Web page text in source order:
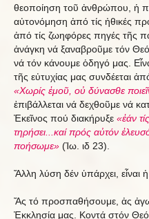
θεοποίηση τοῦ ἀνθρώπου, ἡ
αὐτονόμηση ἀπό τίς ἠθικές
ἀπό τίς ζωηφόρες πηγές τῆς
ἀνάγκη νά ξαναβροῦμε τόν
νά τόν κάνουμε ὁδηγό μας.
τῆς εὐτυχίας μας συνδέεται
«Χωρίς ἐμοῦ, οὐ δύνασθε
ἐπιβάλλεται νά δεχθοῦμε νά
Ἐκεῖνος πού διακήρυξε «ἐάν
τηρήσει...καί πρός αὐτόν
ποήσωμε» (Ἰω. ιδ 23).
Ἄλλη λύση δέν ὑπάρχει, εἶναι ἡ
Ἄς τό προσπαθήσουμε, ἀς
Ἐκκλησία μας. Κοντά στόν